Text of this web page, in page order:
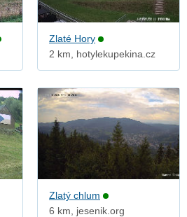
Zlaté Hory
2 km, hotylekupekina.cz
Zlatý chlum
6 km, jesenik.org